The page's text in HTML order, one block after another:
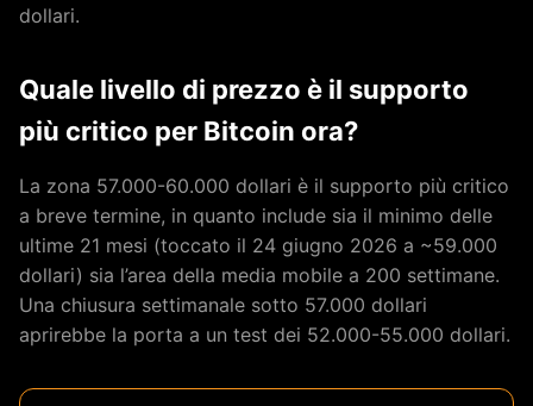
dollari.
Quale livello di prezzo è il supporto
più critico per Bitcoin ora?
La zona 57.000-60.000 dollari è il supporto più critico
a breve termine, in quanto include sia il minimo delle
ultime 21 mesi (toccato il 24 giugno 2026 a ~59.000
dollari) sia l’area della media mobile a 200 settimane.
Una chiusura settimanale sotto 57.000 dollari
aprirebbe la porta a un test dei 52.000-55.000 dollari.